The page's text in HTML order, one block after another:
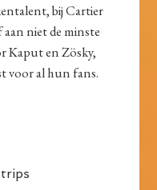
bij Cartier
niet de minste
Kaput en Zösky,
voor al hun fans.